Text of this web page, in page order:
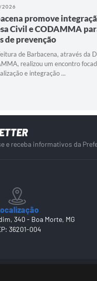
2026
promove
Civil e CODAMMA
de prevenção
de Barbacena, através da
realizou um encontro
e integração ...
e receba informativos da
340 - Boa Morte, MG
36201-004